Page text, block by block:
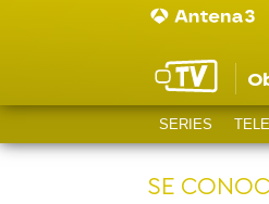
SERIES
SE